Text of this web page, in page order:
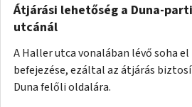
Átjárási lehetőség a Duna-
utcánál
A Haller utca vonalában lévő soha
befejezése, ezáltal az átjárás
Duna felőli oldalára.